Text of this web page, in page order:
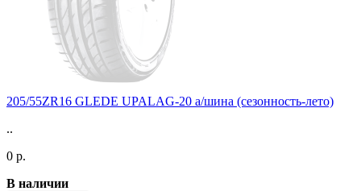
205/55ZR16 GLEDE UPALAG-20 а/шина (сезонность-лето)
..
0 р.
В наличии